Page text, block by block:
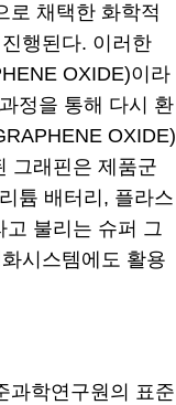
로 채택한 화학적
행된다. 이러한
OXIDE)이라
정을 통해 다시 환
OXIDE)
그래핀은 제품군
튬 배터리, 플라스
고 불리는 슈퍼 그
시스템에도 활용
과학연구원의 표준